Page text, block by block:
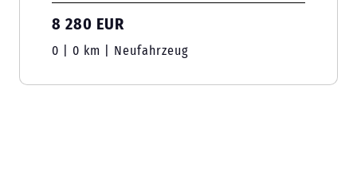
8 280 EUR
0 | 0 km | Neufahrzeug